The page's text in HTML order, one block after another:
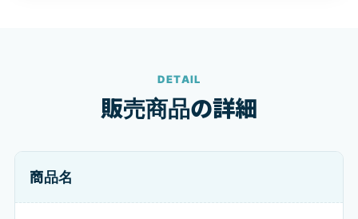
DETAIL
販売商品の詳細
商品名